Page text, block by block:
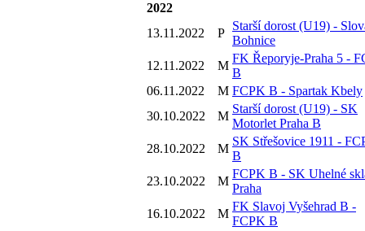
2022
13.11.2022
P
Starší dorost (U19) -
Bohnice
12.11.2022
M
FK Řeporyje-Praha 5 -
B
06.11.2022
M FCPK B - Spartak Kbely
30.10.2022
M
Starší dorost (U19) - SK
Motorlet Praha B
28.10.2022
M
SK Střešovice 1911 -
B
23.10.2022
M
FCPK B - SK Uhelné
Praha
16.10.2022
M
FK Slavoj Vyšehrad B -
FCPK B